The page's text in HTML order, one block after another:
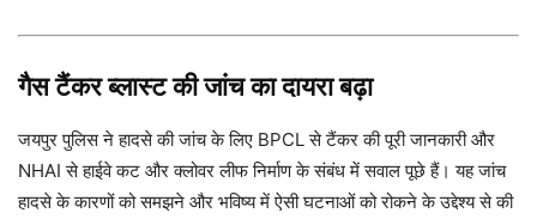
गैस टैंकर ब्लास्ट की जांच का दायरा बढ़ा
जयपुर पुलिस ने हादसे की जांच के लिए BPCL से टैंकर की पूरी जानकारी और
NHAI से हाईवे कट और क्लोवर लीफ निर्माण के संबंध में सवाल पूछे हैं। यह जांच
हादसे के कारणों को समझने और भविष्य में ऐसी घटनाओं को रोकने के उद्देश्य से की